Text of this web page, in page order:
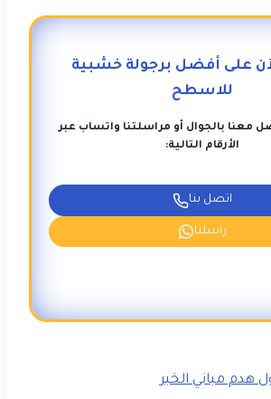
على أفضل برجولة خشبية
للاسطح
معنا بالجوال أو مراسلتنا واتساب عبر
الأرقام التالية:
اتصل بنا
راسلنا
هدم مباني الخبر